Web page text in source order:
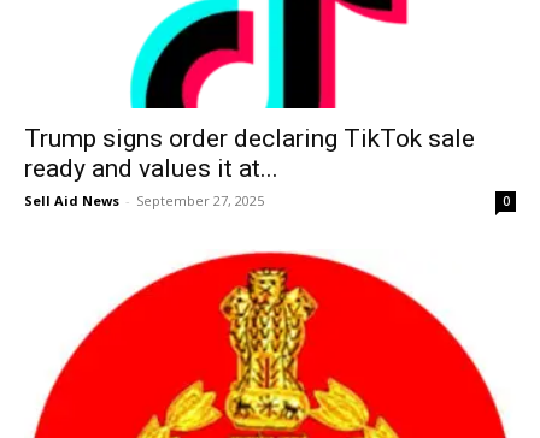
Trump signs order declaring TikTok sale
ready and values it at...
Sell Aid News - September 27, 2025 0